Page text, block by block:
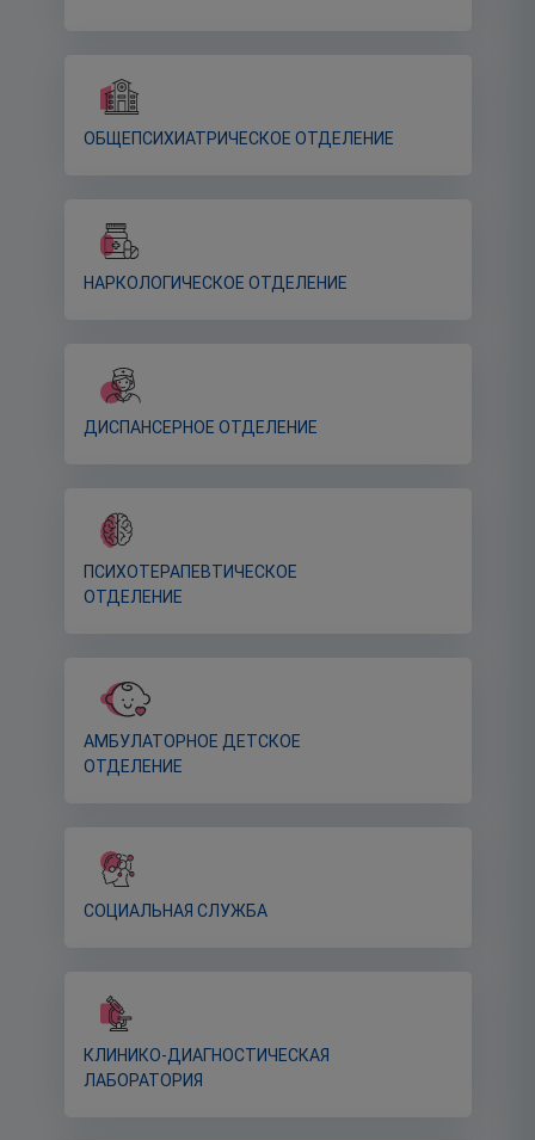
ОБЩЕПСИХИАТРИЧЕСКОЕ ОТДЕЛЕНИЕ
НАРКОЛОГИЧЕСКОЕ ОТДЕЛЕНИЕ
ДИСПАНСЕРНОЕ ОТДЕЛЕНИЕ
ПСИХОТЕРАПЕВТИЧЕСКОЕ
ОТДЕЛЕНИЕ
АМБУЛАТОРНОЕ ДЕТСКОЕ
ОТДЕЛЕНИЕ
СОЦИАЛЬНАЯ СЛУЖБА
КЛИНИКО-ДИАГНОСТИЧЕСКАЯ
ЛАБОРАТОРИЯ